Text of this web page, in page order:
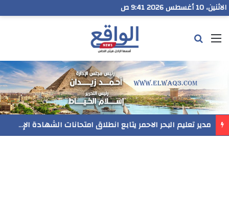
الاثنين، 10 أغسطس 2026 9:41 ص
القائمة
مدير تعليم البحر الاحمر يتابع انطلاق امتحانات الشهادة الإعدادية ويؤكد: الانضباط